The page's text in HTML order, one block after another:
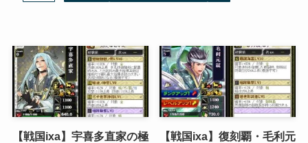
【戦国ixa】宇喜多直家の極
【戦国ixa】復刻覇・毛利元